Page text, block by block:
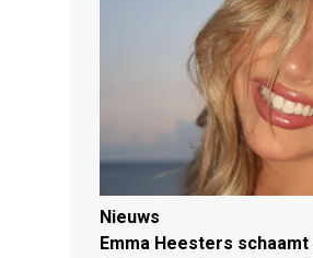
Nieuws
Emma Heesters